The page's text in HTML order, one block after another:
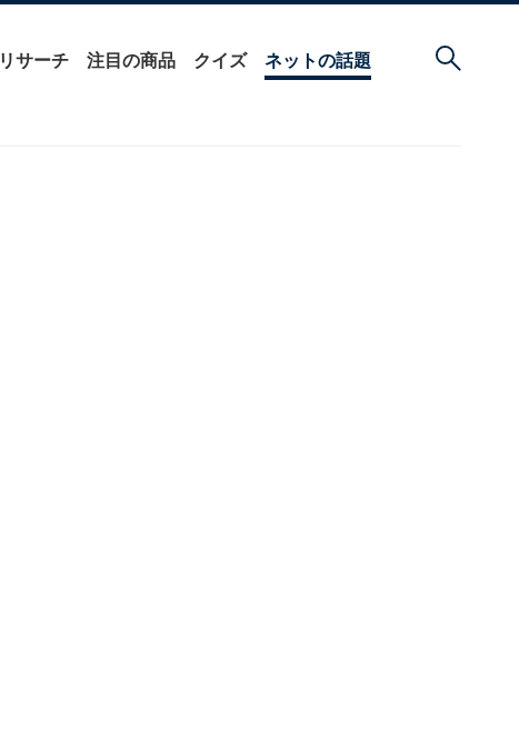
リサーチ 注目の商品 クイズ ネットの話題